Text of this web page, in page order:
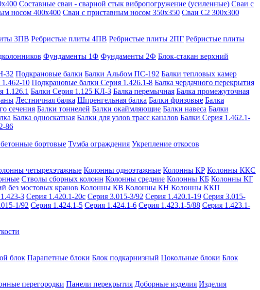
Составные сваи - сварной стык вибропогружение (усиленные) Сваи с
носом 400х400 Сваи с приставным носом 350х350 Сваи С2 300х300
3ПВ Ребристые плиты 4ПВ Ребристые плиты 2ПГ Ребристые плиты
Фундаменты 1Ф Фундаменты 2Ф Блок-стакан верхний
32 Подкрановые балки Балки Альбом ПС-192 Балки тепловых камер
10 Подкрановые балки Серия 1.426.1-8 Балка чердачного перекрытия
1.126.1 Балки Серия 1.125 КЛ-3 Балка перемычная Балка промежуточная
Лестничная балка Шпренгельная балка Балки фризовые Балка
сечения Балки тоннелей Балки окаймляющие Балки навеса Балки
Балка односкатная Балки для узлов трасс каналов Балки Серия 1.462.1-
86
бортовые Тумба ограждения Укрепление откосов
четырехэтажные Колонны одноэтажные Колонны КР Колонны ККС
Стволы сборных колонн Колонны средние Колонны КБ Колонны КГ
без мостовых кранов Колонны КВ Колонны КН Колонны ККП
3 Серия 1.420.1-20с Серия 3.015-3/92 Серия 1.420.1-19 Серия 3.015-
1/92 Серия 1.424.1-5 Серия 1.424.1-6 Серия 1.423.1-5/88 Серия 1.423.1-
блок Парапетные блоки Блок подкарнизный Цокольные блоки Блок
перегородки Панели перекрытия Доборные изделия Изделия